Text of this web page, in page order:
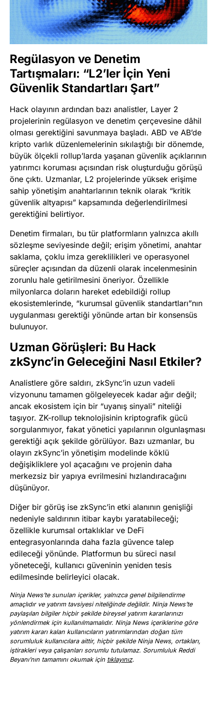
Regülasyon ve Denetim
Tartışmaları: “L2’ler İçin Yeni
Güvenlik Standartları Şart”
Hack olayının ardından bazı analistler, Layer 2
projelerinin regülasyon ve denetim çerçevesine dâhil
olması gerektiğini savunmaya başladı. ABD ve AB’de
kripto varlık düzenlemelerinin sıkılaştığı bir dönemde,
büyük ölçekli rollup’larda yaşanan güvenlik açıklarının
yatırımcı koruması açısından risk oluşturduğu görüşü
öne çıktı. Uzmanlar, L2 projelerinde yüksek erişime
sahip yönetişim anahtarlarının teknik olarak “kritik
güvenlik altyapısı” kapsamında değerlendirilmesi
gerektiğini belirtiyor.
Denetim firmaları, bu tür platformların yalnızca akıllı
sözleşme seviyesinde değil; erişim yönetimi, anahtar
saklama, çoklu imza gereklilikleri ve operasyonel
süreçler açısından da düzenli olarak incelenmesinin
zorunlu hale getirilmesini öneriyor. Özellikle
milyonlarca doların hareket edebildiği rollup
ekosistemlerinde, “kurumsal güvenlik standartları”nın
uygulanması gerektiği yönünde artan bir konsensüs
bulunuyor.
Uzman Görüşleri: Bu Hack
zkSync’in Geleceğini Nasıl Etkiler?
Analistlere göre saldırı, zkSync’in uzun vadeli
vizyonunu tamamen gölgeleyecek kadar ağır değil;
ancak ekosistem için bir “uyanış sinyali” niteliği
taşıyor. ZK-rollup teknolojisinin kriptografik gücü
sorgulanmıyor, fakat yönetici yapılarının olgunlaşması
gerektiği açık şekilde görülüyor. Bazı uzmanlar, bu
olayın zkSync’in yönetişim modelinde köklü
değişikliklere yol açacağını ve projenin daha
merkezsiz bir yapıya evrilmesini hızlandıracağını
düşünüyor.
Diğer bir görüş ise zkSync’in etki alanının genişliği
nedeniyle saldırının itibar kaybı yaratabileceği;
özellikle kurumsal ortaklıklar ve DeFi
entegrasyonlarında daha fazla güvence talep
edileceği yönünde. Platformun bu süreci nasıl
yöneteceği, kullanıcı güveninin yeniden tesis
edilmesinde belirleyici olacak.
Ninja News’te sunulan içerikler, yalnızca genel bilgilendirme
amaçlıdır ve yatırım tavsiyesi niteliğinde değildir. Ninja News’te
paylaşılan bilgiler hiçbir şekilde bireysel yatırım kararlarınızı
yönlendirmek için kullanılmamalıdır. Ninja News içeriklerine göre
yatırım kararı kalan kullanıcıların yatırımlarından doğan tüm
sorumluluk kullanıcılara aittir, hiçbir şekilde Ninja News, ortakları,
iştirakleri veya çalışanları sorumlu tutulamaz. Sorumluluk Reddi
Beyanı’nın tamamını okumak için tıklayınız.